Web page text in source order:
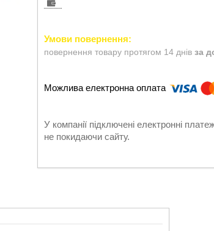
повернення товару протягом 14 днів за
У компанії підключені електронні
не покидаючи сайту.